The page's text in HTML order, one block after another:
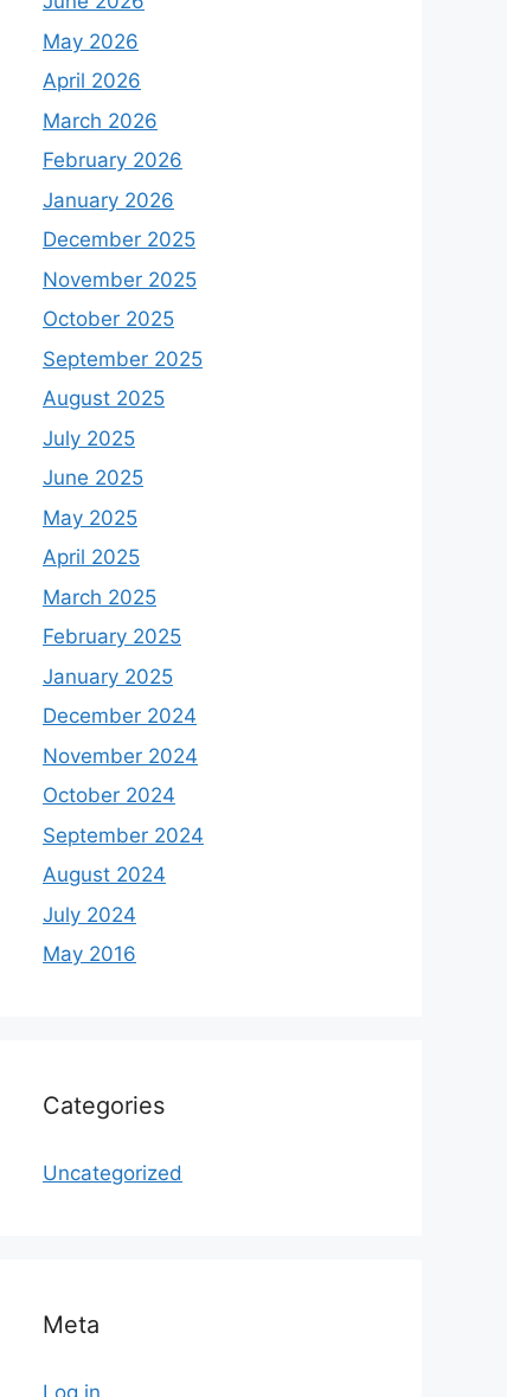
May 2026
April 2026
March 2026
February 2026
January 2026
December 2025
November 2025
October 2025
September 2025
August 2025
July 2025
June 2025
May 2025
April 2025
March 2025
February 2025
January 2025
December 2024
November 2024
October 2024
September 2024
August 2024
July 2024
May 2016
Categories
Uncategorized
Meta
Log in